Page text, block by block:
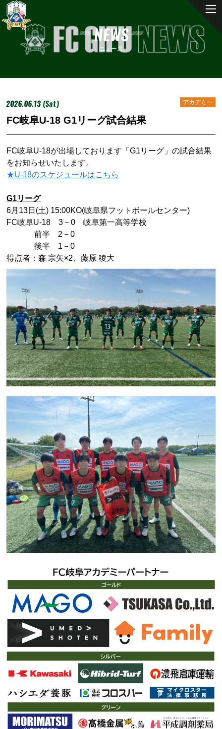
NEWS
ニュース
2026.06.13 (Sat) アカデミー
FC岐阜U-18 G1リーグ試合結果
FC岐阜U-18が出場しております「G1リーグ」の試合結果
をお知らせいたします。
★U-18のスケジュールはこちら
G1リーグ
6月13日(土) 15:00KO(岐阜県フットボールセンター)
FC岐阜U-18 3－0 岐阜第一高等学校
前半 2－0
後半 1－0
得点者：森 宗矢×2、藤原 稜大